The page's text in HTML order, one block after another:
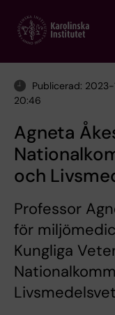
main
Publicerad:
20:46
Agneta
och
Professor
för
Kungliga